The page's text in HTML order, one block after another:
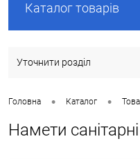
Каталог товарів
Уточнити розділ
Головна • Каталог •
Намети